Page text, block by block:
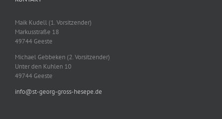
Maik Kudell (1. Vorsitzender)
Markusstraße 18
49744 Geeste
Michael Gebbeken (2. Vorsitzender)
Unter den Kuhlen 10
49744 Geeste
info@st-georg-gross-hesepe.de